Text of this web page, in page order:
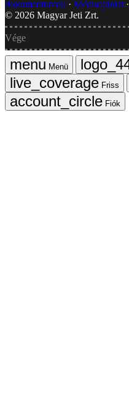
dokumentumok
Médiaajánlat
© 2026 Magyar Jeti Zrt.
Vége
Menü
Friss
Fiók